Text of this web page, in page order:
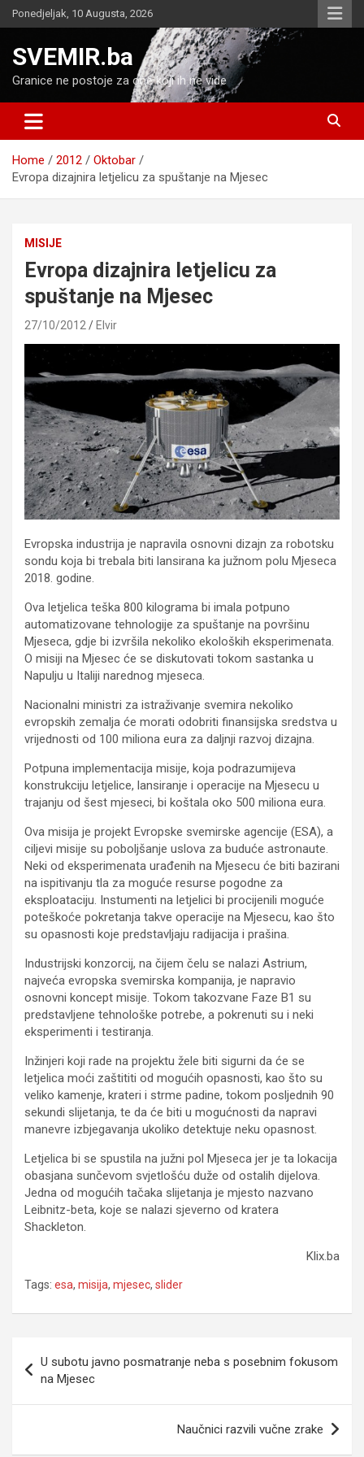
Skip
to
Ponedjeljak, 10 Augusta, 2026
SVEMIR.ba
Granice ne postoje za one koji ih ne vide
Home 2012
Oktobar
Evropa dizajnira letjelicu za spuštanje na Mjesec
MISIJE
Evropa dizajnira letjelicu za
spuštanje na Mjesec
27/10/2012 Elvir
Evropska industrija je napravila osnovni dizajn za robotsku
sondu koja bi trebala biti lansirana ka južnom polu Mjeseca
2018. godine.
Ova letjelica teška 800 kilograma bi imala potpuno
automatizovane tehnologije za spuštanje na površinu
Mjeseca, gdje bi izvršila nekoliko ekoloških eksperimenata.
O misiji na Mjesec će se diskutovati tokom sastanka u
Napulju u Italiji narednog mjeseca.
Nacionalni ministri za istraživanje svemira nekoliko
evropskih zemalja će morati odobriti finansijska sredstva u
vrijednosti od 100 miliona eura za daljnji razvoj dizajna.
Potpuna implementacija misije, koja podrazumijeva
konstrukciju letjelice, lansiranje i operacije na Mjesecu u
trajanju od šest mjeseci, bi koštala oko 500 miliona eura.
Ova misija je projekt Evropske svemirske agencije (ESA), a
ciljevi misije su poboljšanje uslova za buduće astronaute.
Neki od eksperimenata urađenih na Mjesecu će biti bazirani
na ispitivanju tla za moguće resurse pogodne za
eksploataciju. Instumenti na letjelici bi procijenili moguće
poteškoće pokretanja takve operacije na Mjesecu, kao što
su opasnosti koje predstavljaju radijacija i prašina.
Industrijski konzorcij, na čijem čelu se nalazi Astrium,
najveća evropska svemirska kompanija, je napravio
osnovni koncept misije. Tokom takozvane Faze B1 su
predstavljene tehnološke potrebe, a pokrenuti su i neki
eksperimenti i testiranja.
Inžinjeri koji rade na projektu žele biti sigurni da će se
letjelica moći zaštititi od mogućih opasnosti, kao što su
veliko kamenje, krateri i strme padine, tokom posljednih 90
sekundi slijetanja, te da će biti u mogućnosti da napravi
manevre izbjegavanja ukoliko detektuje neku opasnost.
Letjelica bi se spustila na južni pol Mjeseca jer je ta lokacija
obasjana sunčevom svjetlošću duže od ostalih dijelova.
Jedna od mogućih tačaka slijetanja je mjesto nazvano
Leibnitz-beta, koje se nalazi sjeverno od kratera
Shackleton.
Klix.ba
Tags: esa, misija, mjesec, slider
članaka
U subotu javno posmatranje neba s posebnim fokusom
na Mjesec
Naučnici razvili vučne zrake